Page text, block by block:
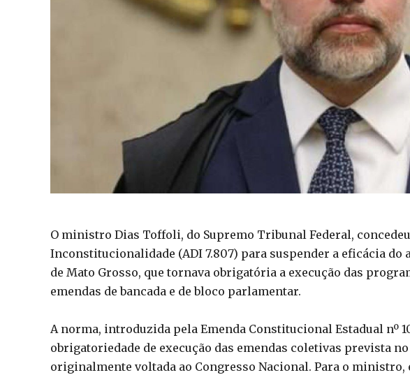
O ministro Dias Toffoli, do Supremo Tribunal Federal,
Inconstitucionalidade (ADI 7.807) para suspender a eficácia do
de Mato Grosso, que tornava obrigatória a execução das
emendas de bancada e de bloco parlamentar.
A norma, introduzida pela Emenda Constitucional Estadual nº
obrigatoriedade de execução das emendas coletivas prevista no
originalmente voltada ao Congresso Nacional. Para o